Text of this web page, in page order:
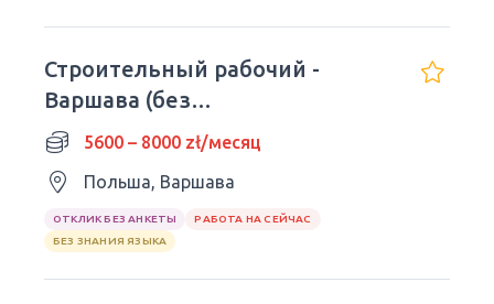
Строительный рабочий -
Варшава (без
представительства)
5600 – 8000 zł/месяц
Польша, Варшава
ОТКЛИК БЕЗ АНКЕТЫ
РАБОТА НА СЕЙЧАС
БЕЗ ЗНАНИЯ ЯЗЫКА